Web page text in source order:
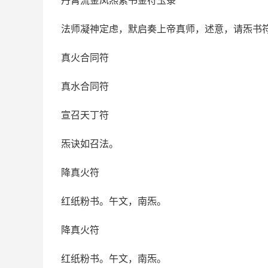
法师凝神定虑，默启奏上帝真师，述意，请炁书
真火合同符
真水合同符
宣召天丁符
炁诀如召法。
降真火符
红纸粉书。午文，南炁。
降真火符
红纸粉书。午文，南炁。